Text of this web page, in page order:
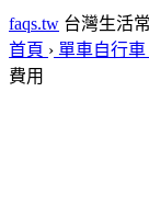
faqs.tw 台灣生活
首頁 › 單車自行車
費用